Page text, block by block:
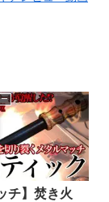
チ】焚き火